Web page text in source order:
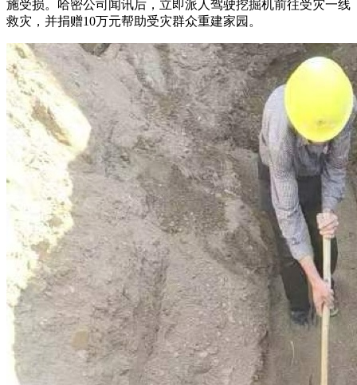
施受损。哈密公司闻讯后，立即派人驾驶挖掘机前往受灾一线
救灾，并捐赠10万元帮助受灾群众重建家园。